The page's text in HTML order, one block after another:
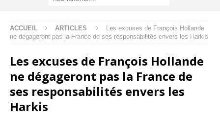
ACCUEIL ARTICLES
Les excuses de François Hollande
ne dégageront pas la France de ses responsabilités envers les Harkis
Les excuses de François Hollande
ne dégageront pas la France de
ses responsabilités envers les
Harkis